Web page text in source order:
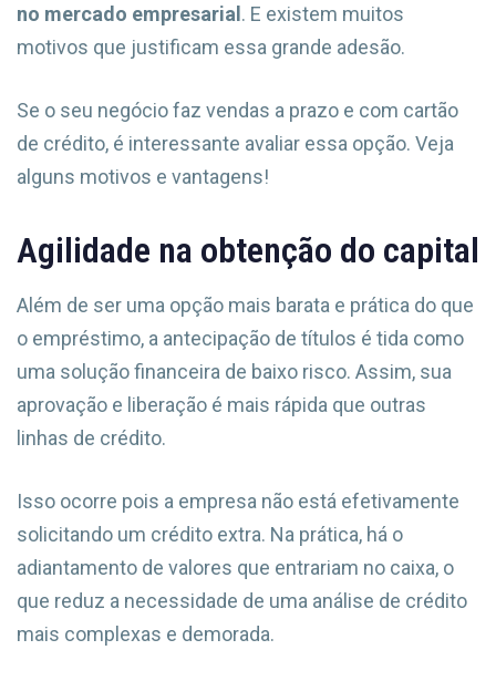
no mercado empresarial. E existem muitos
motivos que justificam essa grande adesão.
Se o seu negócio faz vendas a prazo e com cartão
de crédito, é interessante avaliar essa opção. Veja
alguns motivos e vantagens!
Agilidade na obtenção do capital
Além de ser uma opção mais barata e prática do que
o empréstimo, a antecipação de títulos é tida como
uma solução financeira de baixo risco. Assim, sua
aprovação e liberação é mais rápida que outras
linhas de crédito.
Isso ocorre pois a empresa não está efetivamente
solicitando um crédito extra. Na prática, há o
adiantamento de valores que entrariam no caixa, o
que reduz a necessidade de uma análise de crédito
mais complexas e demorada.